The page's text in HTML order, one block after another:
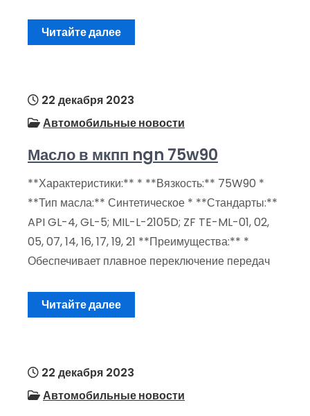
Читайте далее
22 декабря 2023
Автомобильные новости
Масло в мкпп ngn 75w90
**Характеристики:** * **Вязкость:** 75W90 *
**Тип масла:** Синтетическое * **Стандарты:**
API GL-4, GL-5; MIL-L-2105D; ZF TE-ML-01, 02,
05, 07, 14, 16, 17, 19, 21 **Преимущества:** *
Обеспечивает плавное переключение передач
Читайте далее
22 декабря 2023
Автомобильные новости